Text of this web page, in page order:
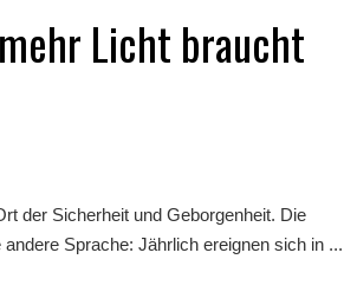
Licht braucht
der Sicherheit und Geborgenheit. Die
Sprache: Jährlich ereignen sich in ...